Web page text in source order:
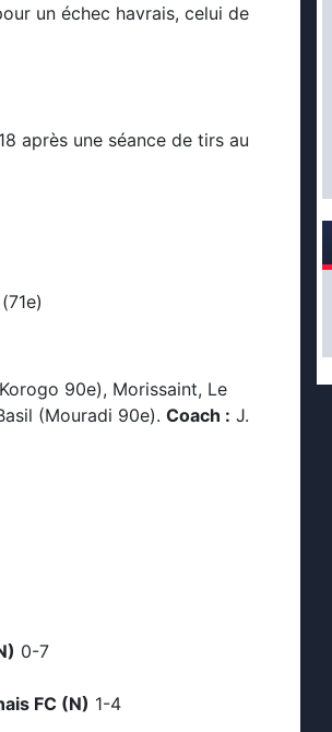
un échec havrais, celui de
après une séance de tirs au
90e), Morissaint, Le
(Mouradi 90e). Coach : J.
0-7
FC (N) 1-4